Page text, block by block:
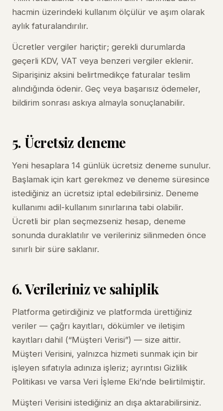
hacmin üzerindeki kullanım ölçülür ve aşım olarak
aylık faturalandırılır.
Ücretler vergiler hariçtir; gerekli durumlarda
geçerli KDV, VAT veya benzeri vergiler eklenir.
Siparişiniz aksini belirtmedikçe faturalar teslim
alındığında ödenir. Geç veya başarısız ödemeler,
bildirim sonrası askıya almayla sonuçlanabilir.
5. Ücretsiz deneme
Yeni hesaplara 14 günlük ücretsiz deneme sunulur.
Başlamak için kart gerekmez ve deneme süresince
istediğiniz an ücretsiz iptal edebilirsiniz. Deneme
kullanımı adil-kullanım sınırlarına tabi olabilir.
Ücretli bir plan seçmezseniz hesap, deneme
sonunda duraklatılır ve verileriniz silinmeden önce
sınırlı bir süre saklanır.
6. Verileriniz ve sahiplik
Platforma getirdiğiniz ve platformda ürettiğiniz
veriler — çağrı kayıtları, dökümler ve iletişim
kayıtları dahil (“Müşteri Verisi”) — size aittir.
Müşteri Verisini, yalnızca hizmeti sunmak için bir
işleyen sıfatıyla adınıza işleriz; ayrıntısı Gizlilik
Politikası ve varsa Veri İşleme Eki’nde belirtilmiştir.
Müşteri Verisini istediğiniz an dışa aktarabilirsiniz.